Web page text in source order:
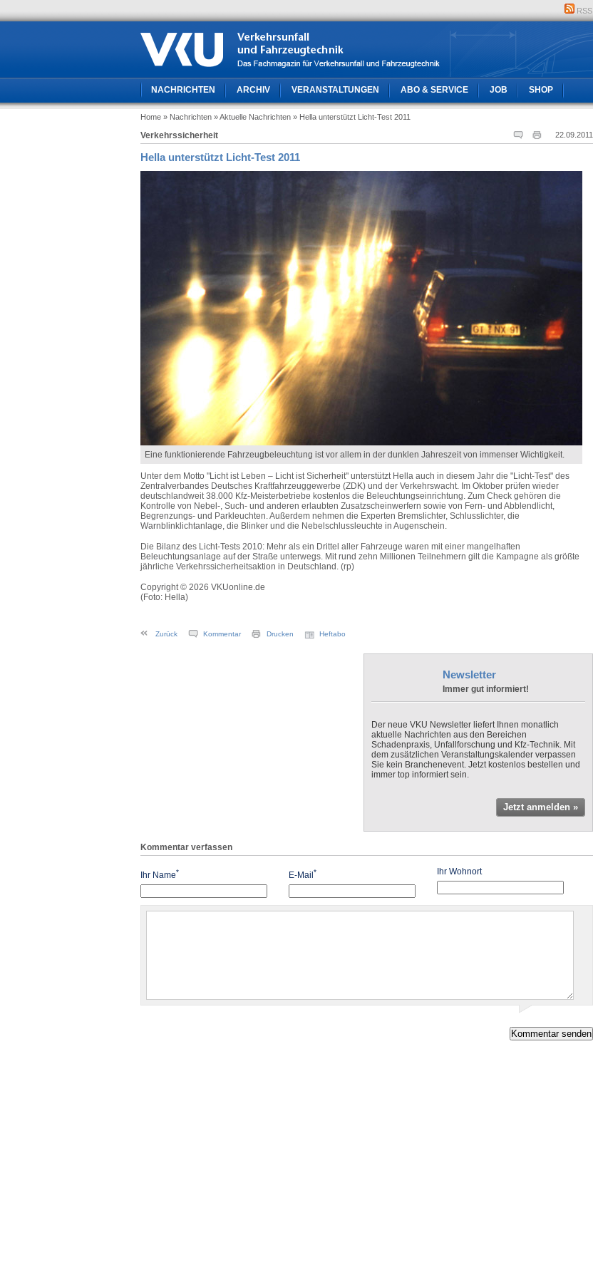
RSS
NACHRICHTEN ARCHIV VERANSTALTUNGEN ABO & SERVICE JOB SHOP
Home » Nachrichten » Aktuelle Nachrichten » Hella unterstützt Licht-Test 2011
22.09.2011
Verkehrssicherheit
Hella unterstützt Licht-Test 2011
Eine funktionierende Fahrzeugbeleuchtung ist vor allem in der dunklen Jahreszeit von immenser Wichtigkeit.
Unter dem Motto "Licht ist Leben – Licht ist Sicherheit" unterstützt Hella auch in diesem Jahr die "Licht-Test" des
Zentralverbandes Deutsches Kraftfahrzeuggewerbe (ZDK) und der Verkehrswacht. Im Oktober prüfen wieder
deutschlandweit 38.000 Kfz-Meisterbetriebe kostenlos die Beleuchtungseinrichtung. Zum Check gehören die
Kontrolle von Nebel-, Such- und anderen erlaubten Zusatzscheinwerfern sowie von Fern- und Abblendlicht,
Begrenzungs- und Parkleuchten. Außerdem nehmen die Experten Bremslichter, Schlusslichter, die
Warnblinklichtanlage, die Blinker und die Nebelschlussleuchte in Augenschein.
Die Bilanz des Licht-Tests 2010: Mehr als ein Drittel aller Fahrzeuge waren mit einer mangelhaften
Beleuchtungsanlage auf der Straße unterwegs. Mit rund zehn Millionen Teilnehmern gilt die Kampagne als größte
jährliche Verkehrssicherheitsaktion in Deutschland. (rp)
Copyright © 2026 VKUonline.de
(Foto: Hella)
Zurück Kommentar Drucken Heftabo
Newsletter
Immer gut informiert!
Der neue VKU Newsletter liefert Ihnen monatlich
aktuelle Nachrichten aus den Bereichen
Schadenpraxis, Unfallforschung und Kfz-Technik. Mit
dem zusätzlichen Veranstaltungskalender verpassen
Sie kein Branchenevent. Jetzt kostenlos bestellen und
immer top informiert sein.
Jetzt anmelden »
Kommentar verfassen
Ihr Name* E-Mail * Ihr Wohnort